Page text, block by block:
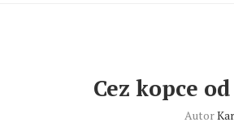
Cez kopce
Autor